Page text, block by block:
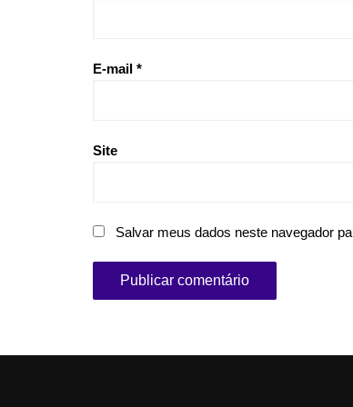
E-mail *
Site
Salvar meus dados neste navegador